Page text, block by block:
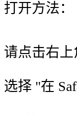
打开方法：
请点击右上
选择 "在